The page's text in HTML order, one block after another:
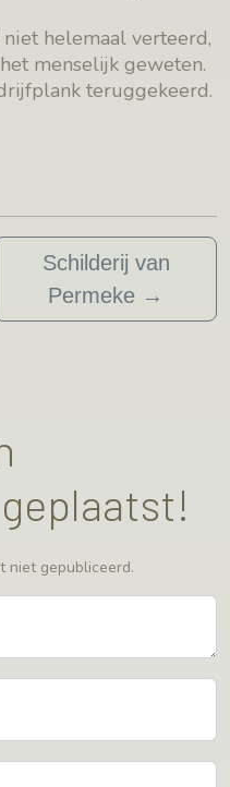
helemaal verteerd,
menselijk geweten.
teruggekeerd.
Schilderij van
Permeke →
niet gepubliceerd.